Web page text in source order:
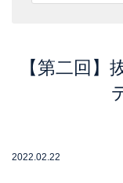
【第二回
2022.02.22